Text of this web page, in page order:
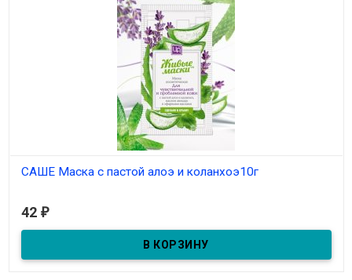
САШЕ Маска с пастой алоэ и коланхоэ10г
и проблемной кожи 10гр
42 ₽